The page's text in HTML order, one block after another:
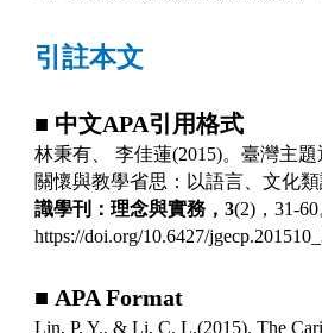
引註本文
■ 中文APA引用格式
林秉有、 李佳蓮(2015)。臺灣主
關懷與教學省思：以語言、文化
識學刊：理念與實務，3(2) ，31-60
https://doi.org/10.6427/
■ APA Format
Lin, P. Y., & Li, C. L.(2015). The